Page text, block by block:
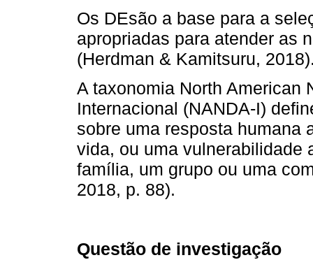
Os DEsão a base para a
apropriadas para atender as
(Herdman & Kamitsuru,
A taxonomia North American
Internacional (NANDA-I)
sobre uma resposta humana
vida, ou uma vulnerabilidade
família, um grupo ou uma
2018, p. 88).
Questão de investigação